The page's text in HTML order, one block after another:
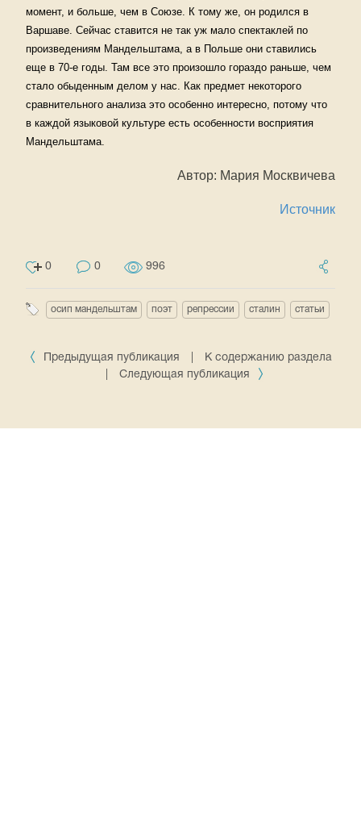
момент, и больше, чем в Союзе. К тому же, он родился в
Варшаве. Сейчас ставится не так уж мало спектаклей по
произведениям Мандельштама, а в Польше они ставились
еще в 70-е годы. Там все это произошло гораздо раньше, чем
стало обыденным делом у нас. Как предмет некоторого
сравнительного анализа это особенно интересно, потому что
в каждой языковой культуре есть особенности восприятия
Мандельштама.
Автор: Мария Москвичева
Источник
0 0 996
осип мандельштам поэт репрессии сталин статьи
Предыдущая публикация
К содержанию раздела
Следующая публикация